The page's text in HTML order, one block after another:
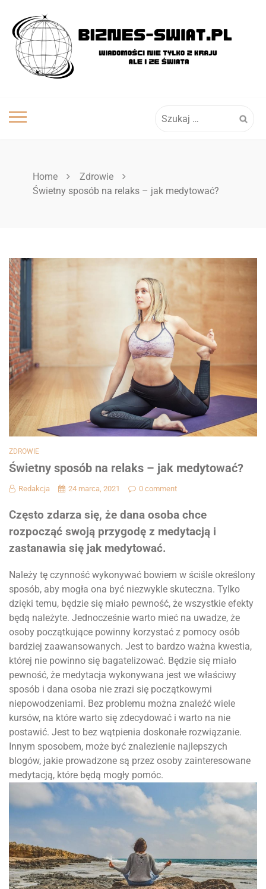
content
Home
Zdrowie
Świetny sposób na relaks – jak medytować?
ZDROWIE
Świetny sposób na relaks – jak medytować?
Redakcja 24 marca, 2021 0 comment
Często zdarza się, że dana osoba chce
rozpocząć swoją przygodę z medytacją i
zastanawia się jak medytować.
Należy tę czynność wykonywać bowiem w ściśle określony
sposób, aby mogła ona być niezwykle skuteczna. Tylko
dzięki temu, będzie się miało pewność, że wszystkie efekty
będą należyte. Jednocześnie warto mieć na uwadze, że
osoby początkujące powinny korzystać z pomocy osób
bardziej zaawansowanych. Jest to bardzo ważna kwestia,
której nie powinno się bagatelizować. Będzie się miało
pewność, że medytacja wykonywana jest we właściwy
sposób i dana osoba nie zrazi się początkowymi
niepowodzeniami. Bez problemu można znaleźć wiele
kursów, na które warto się zdecydować i warto na nie
postawić. Jest to bez wątpienia doskonałe rozwiązanie.
Innym sposobem, może być znalezienie najlepszych
blogów, jakie prowadzone są przez osoby zainteresowane
medytacją, które będą mogły pomóc.